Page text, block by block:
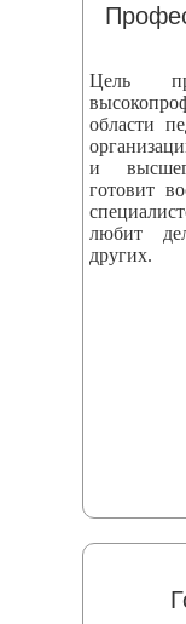
Цель
области
и
готовит
любит
других.